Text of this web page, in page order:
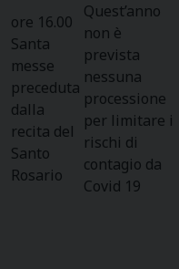
ore 16.00
Santa
messe
preceduta
dalla
recita del
Santo
Rosario
Quest’anno
non è
prevista
nessuna
processione
per limitare i
rischi di
contagio da
Covid 19